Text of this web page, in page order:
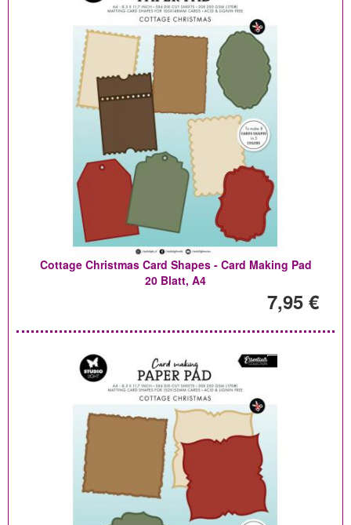
Cottage Christmas Card Shapes - Card Making Pad
20 Blatt, A4
7,95 €